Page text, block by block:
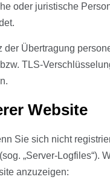
oder juristische
Übertragung
TLS-
Website
Sie sich nicht
„Server-
anzuzeigen: